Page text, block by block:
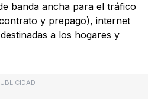
banda ancha para el tráfico
y prepago), internet
a los hogares y